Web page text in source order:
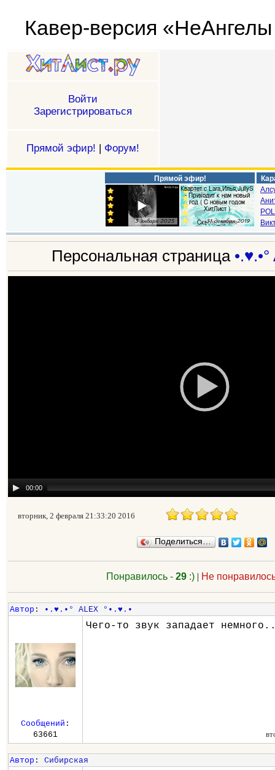
Кавер-версия «НеАнгелы
Войти
Зарегистрироваться
Прямой эфир! | Форум!
Прямой эфир!
Персональная страница
00:00
вторник, 2 февраля 21:33:20 2016
Поделиться…
Понравилось -29 :) | Не
Автор : •.♥.•° ALEX °•.♥.•
Чего-то звук западает
Сообщений :
63661
Автор : Сибирская